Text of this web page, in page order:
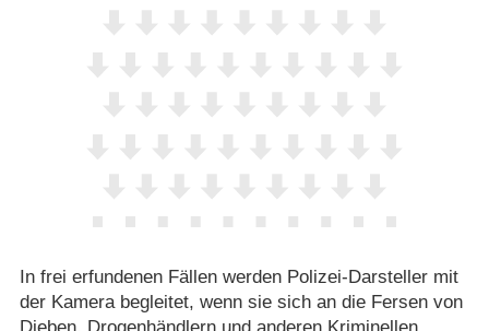
In frei erfundenen Fällen werden Polizei-Darsteller mit
der Kamera begleitet, wenn sie sich an die Fersen von